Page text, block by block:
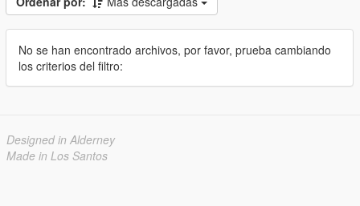
No se han encontrado archivos, por favor, prueba cambiando
los criterios del filtro:
Designed in Alderney
Made in Los Santos